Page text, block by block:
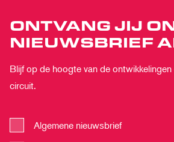
ONTVANG JIJ
NIEUWSBRIEF
Blijf op de hoogte van de
circuit.
Algemene nieuwsbrief